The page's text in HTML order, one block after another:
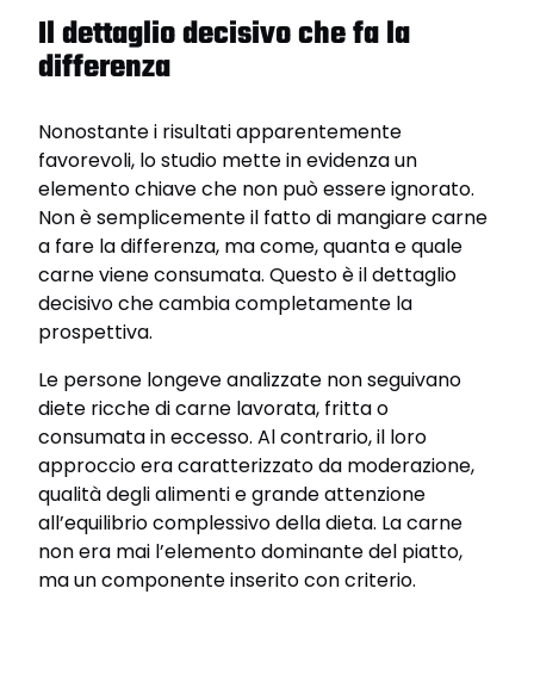
Il dettaglio decisivo che fa la
differenza
Nonostante i risultati apparentemente
favorevoli, lo studio mette in evidenza un
elemento chiave che non può essere ignorato.
Non è semplicemente il fatto di mangiare carne
a fare la differenza, ma come, quanta e quale
carne viene consumata. Questo è il dettaglio
decisivo che cambia completamente la
prospettiva.
Le persone longeve analizzate non seguivano
diete ricche di carne lavorata, fritta o
consumata in eccesso. Al contrario, il loro
approccio era caratterizzato da moderazione,
qualità degli alimenti e grande attenzione
all’equilibrio complessivo della dieta. La carne
non era mai l’elemento dominante del piatto,
ma un componente inserito con criterio.